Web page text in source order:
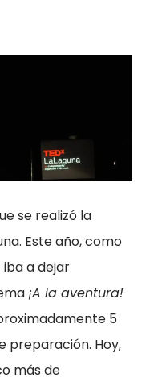
se realizó la
Este año, como
a dejar
¡A la aventura!
5
preparación. Hoy,
más de